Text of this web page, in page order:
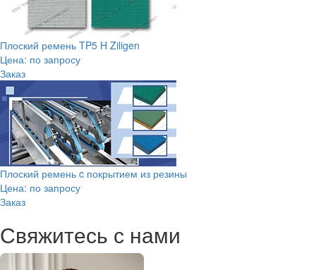
Плоский ремень TP5 H Ziligen
Цена: по запросу
Заказ
Плоский ремень c покрытием из резины
Цена: по запросу
Заказ
Свяжитесь с нами